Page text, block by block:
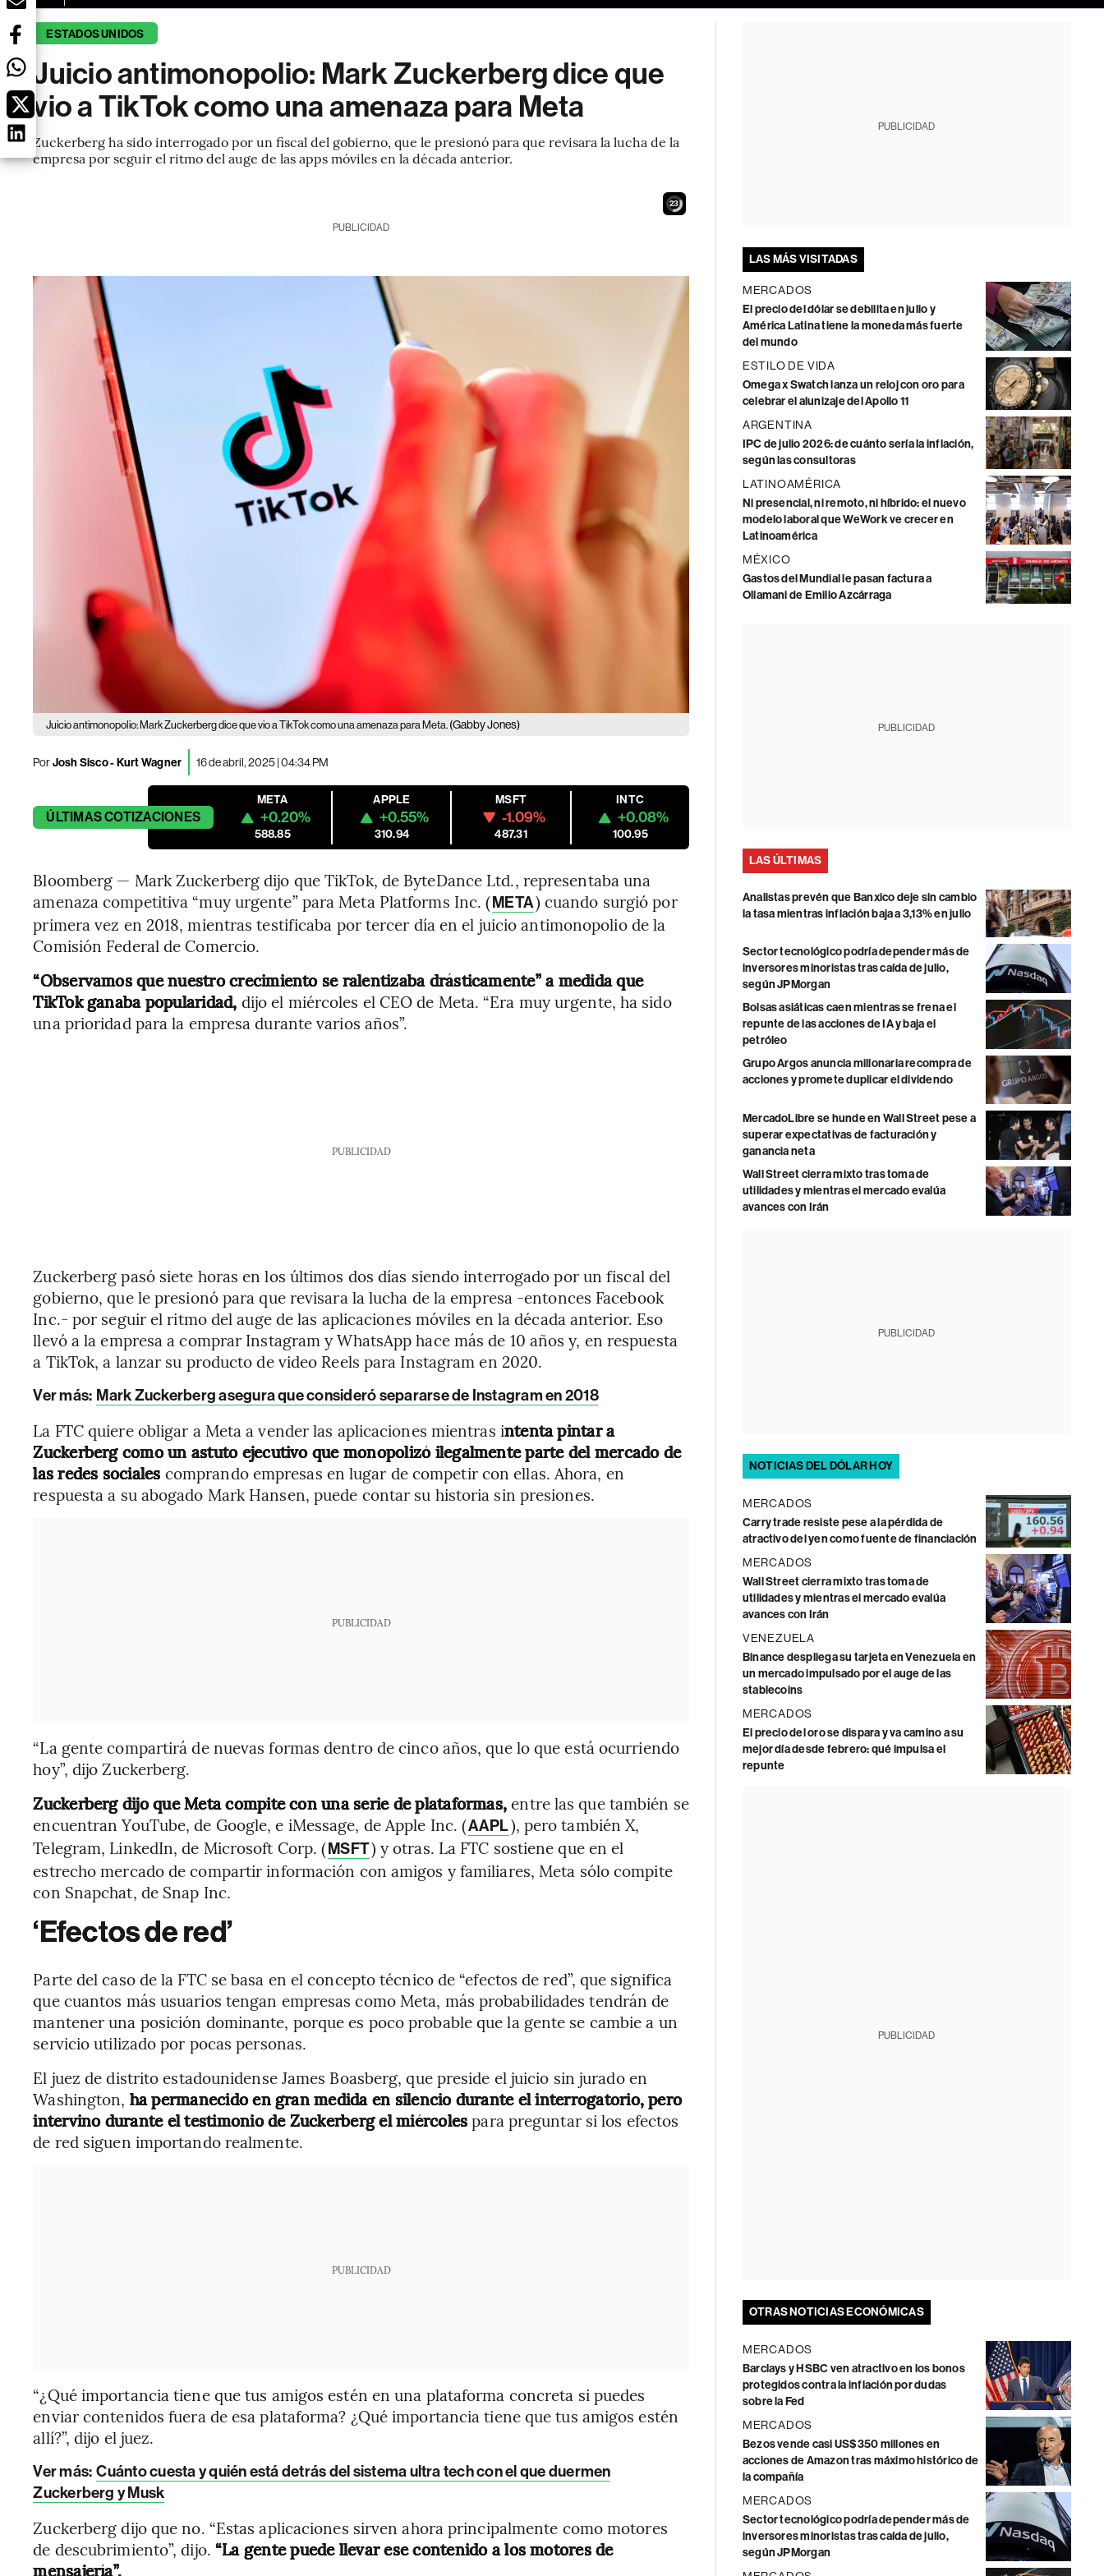
ESTADOS UNIDOS
Juicio antimonopolio: Mark Zuckerberg dice que
vio a TikTok como una amenaza para Meta
Zuckerberg ha sido interrogado por un fiscal del gobierno, que le presionó para que revisara la lucha de la
empresa por seguir el ritmo del auge de las apps móviles en la década anterior.
22
PUBLICIDAD
Juicio antimonopolio: Mark Zuckerberg dice que vio a TikTok como una amenaza para Meta. (Gabby Jones)
PorJosh Sisco - Kurt Wagner 16 de abril, 2025 | 04:34 PM
ÚLTIMASCOTIZACIONES
META
+0.20%
588.85
APPLE
+0.55%
310.94
MSFT
-1.09%
487.31
INTC
+0.08%
100.95
Bloomberg — Mark Zuckerberg dijo que TikTok, de ByteDance Ltd., representaba una
amenaza competitiva “muy urgente” para Meta Platforms Inc. (META) cuando surgió por
primera vez en 2018, mientras testificaba por tercer día en el juicio antimonopolio de la
Comisión Federal de Comercio.
“Observamos que nuestro crecimiento se ralentizaba drásticamente” a medida que
TikTok ganaba popularidad, dijo el miércoles el CEO de Meta. “Era muy urgente, ha sido
una prioridad para la empresa durante varios años”.
PUBLICIDAD
Zuckerberg pasó siete horas en los últimos dos días siendo interrogado por un fiscal del
gobierno, que le presionó para que revisara la lucha de la empresa -entonces Facebook
Inc.- por seguir el ritmo del auge de las aplicaciones móviles en la década anterior. Eso
llevó a la empresa a comprar Instagram y WhatsApp hace más de 10 años y, en respuesta
a TikTok, a lanzar su producto de video Reels para Instagram en 2020.
Ver más: Mark Zuckerberg asegura que consideró separarse de Instagram en 2018
La FTC quiere obligar a Meta a vender las aplicaciones mientras intenta pintar a
Zuckerberg como un astuto ejecutivo que monopolizó ilegalmente parte del mercado de
las redes sociales comprando empresas en lugar de competir con ellas. Ahora, en
respuesta a su abogado Mark Hansen, puede contar su historia sin presiones.
PUBLICIDAD
“La gente compartirá de nuevas formas dentro de cinco años, que lo que está ocurriendo
hoy”, dijo Zuckerberg.
Zuckerberg dijo que Meta compite con una serie de plataformas,entre las que también se
encuentran YouTube, de Google, e iMessage, de Apple Inc. (AAPL), pero también X,
Telegram, LinkedIn, de Microsoft Corp. (MSFT) y otras. La FTC sostiene que en el
estrecho mercado de compartir información con amigos y familiares, Meta sólo compite
con Snapchat, de Snap Inc.
‘Efectos de red’
Parte del caso de la FTC se basa en el concepto técnico de “efectos de red”, que significa
que cuantos más usuarios tengan empresas como Meta, más probabilidades tendrán de
mantener una posición dominante, porque es poco probable que la gente se cambie a un
servicio utilizado por pocas personas.
El juez de distrito estadounidense James Boasberg, que preside el juicio sin jurado en
Washington, ha permanecido en gran medida en silencio durante el interrogatorio, pero
intervino durante el testimonio de Zuckerberg el miércolespara preguntar si los efectos
de red siguen importando realmente.
PUBLICIDAD
“¿Qué importancia tiene que tus amigos estén en una plataforma concreta si puedes
enviar contenidos fuera de esa plataforma? ¿Qué importancia tiene que tus amigos estén
allí?”, dijo el juez.
Ver más: Cuánto cuesta y quién está detrás del sistema ultra tech con el que duermen
Zuckerberg y Musk
Zuckerberg dijo que no. “Estas aplicaciones sirven ahora principalmente como motores
de descubrimiento”, dijo. “La gente puede llevar ese contenido a los motores de
mensajería”.
PUBLICIDAD
LAS MÁS VISITADAS
MERCADOS
El precio del dólar se debilita en julio y
América Latina tiene la moneda más fuerte
del mundo
ESTILO DE VIDA
Omega x Swatch lanza un reloj con oro para
celebrar el alunizaje del Apollo 11
ARGENTINA
IPC de julio 2026: de cuánto sería la inflación,
según las consultoras
LATINOAMÉRICA
Ni presencial, ni remoto, ni híbrido: el nuevo
modelo laboral que WeWork ve crecer en
Latinoamérica
MÉXICO
Gastos del Mundial le pasan factura a
Ollamani de Emilio Azcárraga
PUBLICIDAD
LAS ÚLTIMAS
Analistas prevén que Banxico deje sin cambio
la tasa mientras inflación baja a 3,13% en julio
Sector tecnológico podría depender más de
inversores minoristas tras caída de julio,
según JPMorgan
Bolsas asiáticas caen mientras se frena el
repunte de las acciones de IA y baja el
petróleo
Grupo Argos anuncia millonaria recompra de
acciones y promete duplicar el dividendo
MercadoLibre se hunde en Wall Street pese a
superar expectativas de facturación y
ganancia neta
Wall Street cierra mixto tras toma de
utilidades y mientras el mercado evalúa
avances con Irán
PUBLICIDAD
NOTICIAS DEL DÓLAR HOY
MERCADOS
Carry trade resiste pese a la pérdida de
atractivo del yen como fuente de financiación
MERCADOS
Wall Street cierra mixto tras toma de
utilidades y mientras el mercado evalúa
avances con Irán
VENEZUELA
Binance despliega su tarjeta en Venezuela en
un mercado impulsado por el auge de las
stablecoins
MERCADOS
El precio del oro se dispara y va camino a su
mejor día desde febrero: qué impulsa el
repunte
PUBLICIDAD
OTRAS NOTICIAS ECONÓMICAS
MERCADOS
Barclays y HSBC ven atractivo en los bonos
protegidos contra la inflación por dudas
sobre la Fed
MERCADOS
Bezos vende casi US$350 millones en
acciones de Amazon tras máximo histórico de
la compañía
MERCADOS
Sector tecnológico podría depender más de
inversores minoristas tras caída de julio,
según JPMorgan